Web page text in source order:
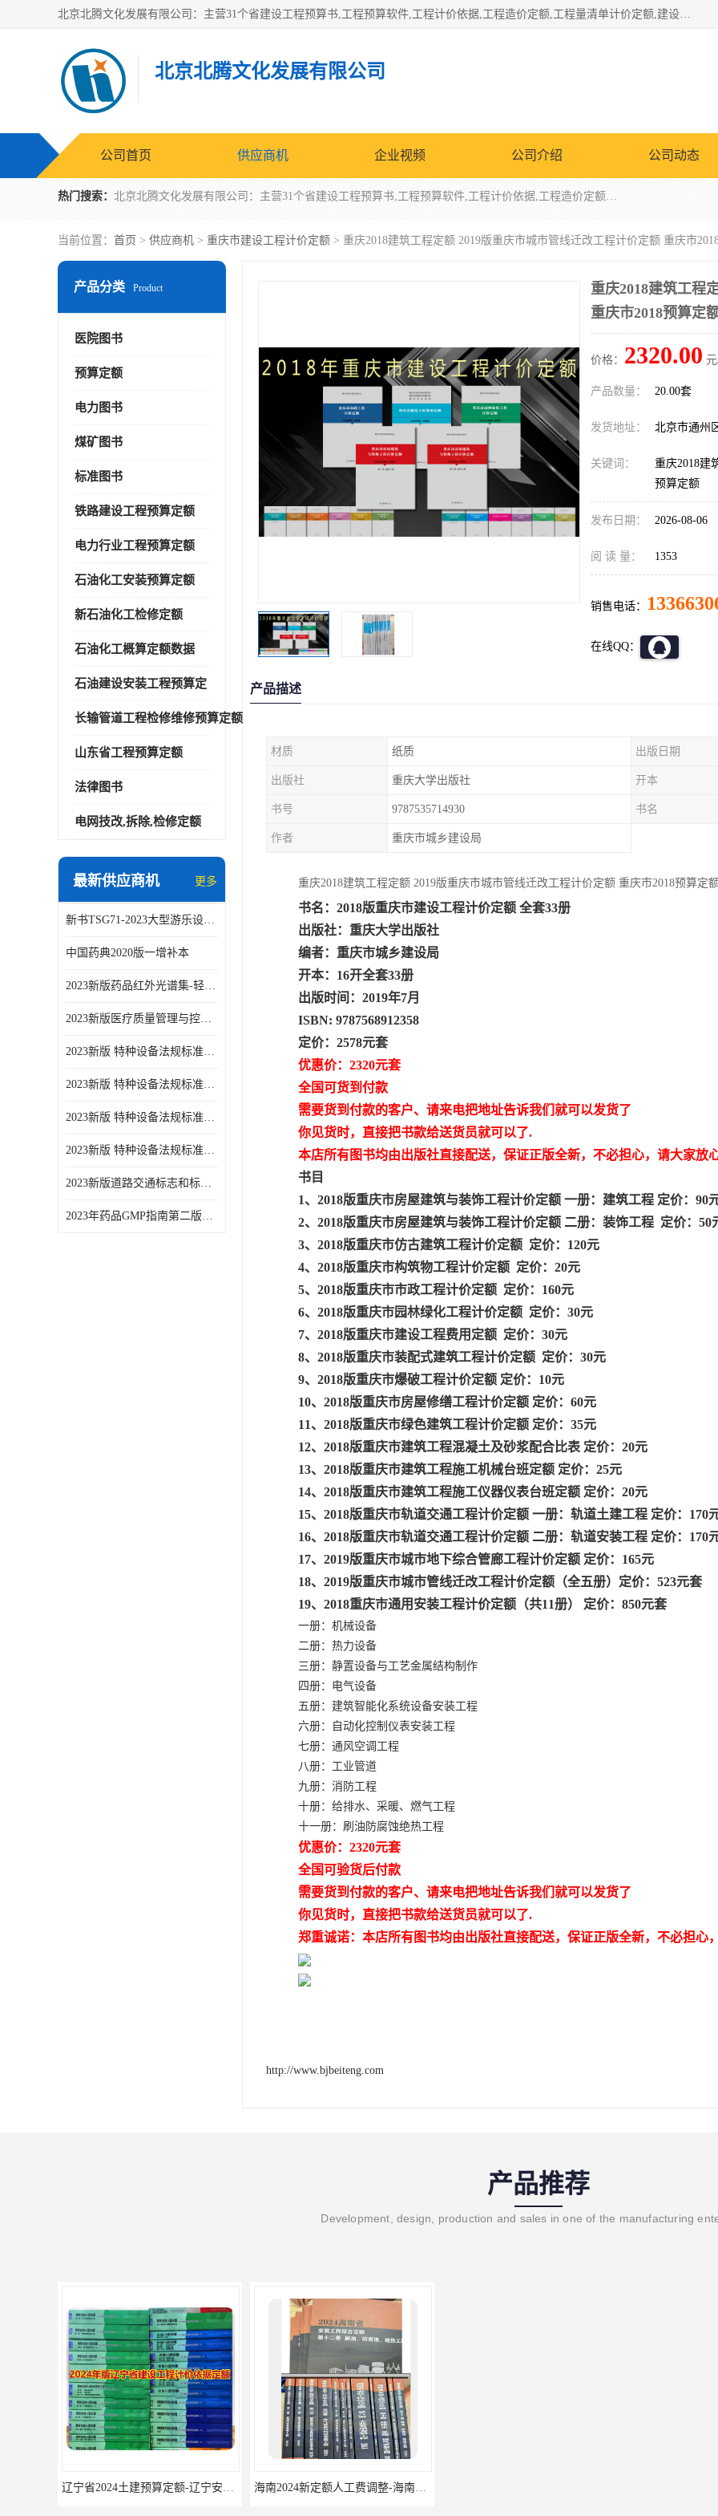
北京北腾文化发展有限公司：主营31个省建设工程预算书,工程预算软件,工程计价依据,工程造价定额,工程量清单计价定额,建设工程量消耗量定额,各行业工程预算定额,铁路定额,电力定额,矿山定额,*,黄金定额,钢铁企业检修定额,中石化安装检修定额,煤矿图书,医院书籍等.诚信的经营，在发展的同时公司不忘不断总结不断优化为客户的服务，和一如既往的热情赢得了新老客户的极高评价及青睐。
北京北腾文化发展有限公司
公司首页 供应商机 企业视频 公司介绍 公司动态
热门搜索： 北京北腾文化发展有限公司：主营31个省建设工程预算书,工程预算软件,工程计价依据,工程造价定额,工程量清单计价定额,建设工程量消耗量定额,各行业工程预算定额,铁路定额,电力定额,矿山定额,*,黄金定额,钢铁企业检修定额,中石化安装检修定额,煤矿图书,医院书籍等.诚信的经营，在发展的同时公司不忘不断总结不断优化为客户的服务，和一如既往的热情赢得了新老客户的极高评价及青睐。
当前位置： 首页 > 供应商机 > 重庆市建设工程计价定额 > 重庆2018建筑工程定额 2019版重庆市城市管线迁改工程计价定额 重庆市
产品分类 Product
医院图书
预算定额
电力图书
煤矿图书
标准图书
铁路建设工程预算定额
电力行业工程预算定额
石油化工安装预算定额
新石油化工检修定额
石油化工概算定额数据
石油建设安装工程预算定
长输管道工程检修维修预算定额
山东省工程预算定额
法律图书
电网技改,拆除,检修定额
最新供应商机 更多
新书TSG71-2023大型游乐设施安全技术规程
中国药典2020版一增补本
2023新版药品红外光谱集-轻工业出版社
2023新版医疗质量管理与控制指标汇编5.0版
2023新版 特种设备法规标准手册 机电类标准客运索道卷
2023新版 特种设备法规标准手册 机电类标准游乐设施卷
2023新版 特种设备法规标准手册 安全技术规范卷共三本
2023新版 特种设备法规标准手册 机电类标准电梯卷 共两本
2023新版道路交通标志和标线手册
2023年药品GMP指南第二版全6册
重庆2018建筑工程
重庆市2018预算定
价格： 2320.00
产品数量： 20.00套
发货地址： 北京市通州
关键词：
重庆2018建
预算定额
发布日期： 2026-08-06
阅 读 量： 1353
销售电话：
在线QQ：
产品描述
材质 纸质 出版日期
出版社 重庆大学出版社 开本
书号 9787535714930 书名
作者 重庆市城乡建设局
重庆2018建筑工程定额 2019版重庆市城市管线迁改工程计价定额 重庆市2018预算定
书名：2018版重庆市建设工程计价定额 全套33册
出版社：重庆大学出版社
编者：重庆市城乡建设局
开本：16开全套33册
出版时间：2019年7月
ISBN: 9787568912358
定价：2578元套
优惠价：2320元套
全国可货到付款
需要货到付款的客户、请来电把地址告诉我们就可以发货了
你见货时，直接把书款给送货员就可以了.
本店所有图书均由出版社直接配送，保证正版全新，不必担心，请大家放
书目
1、2018版重庆市房屋建筑与装饰工程计价定额 一册：建筑工程 定价：90
2、2018版重庆市房屋建筑与装饰工程计价定额 二册：装饰工程 定价：50
3、2018版重庆市仿古建筑工程计价定额 定价：120元
4、2018版重庆市构筑物工程计价定额 定价：20元
5、2018版重庆市市政工程计价定额 定价：160元
6、2018版重庆市园林绿化工程计价定额 定价：30元
7、2018版重庆市建设工程费用定额 定价：30元
8、2018版重庆市装配式建筑工程计价定额 定价：30元
9、2018版重庆市爆破工程计价定额 定价：10元
10、2018版重庆市房屋修缮工程计价定额 定价：60元
11、2018版重庆市绿色建筑工程计价定额 定价：35元
12、2018版重庆市建筑工程混凝土及砂浆配合比表 定价：20元
13、2018版重庆市建筑工程施工机械台班定额 定价：25元
14、2018版重庆市建筑工程施工仪器仪表台班定额 定价：20元
15、2018版重庆市轨道交通工程计价定额 一册：轨道土建工程 定价：170
16、2018版重庆市轨道交通工程计价定额 二册：轨道安装工程 定价：170
17、2019版重庆市城市地下综合管廊工程计价定额 定价：165元
18、2019版重庆市城市管线迁改工程计价定额（全五册）定价：523元套
19、2018重庆市通用安装工程计价定额（共11册） 定价：850元套
一册：机械设备
二册：热力设备
三册：静置设备与工艺金属结构制作
四册：电气设备
五册：建筑智能化系统设备安装工程
六册：自动化控制仪表安装工程
七册：通风空调工程
八册：工业管道
九册：消防工程
十册：给排水、采暖、燃气工程
十一册：刷油防腐蚀绝热工程
优惠价：2320元套
全国可验货后付款
需要货到付款的客户、请来电把地址告诉我们就可以发货了
你见货时，直接把书款给送货员就可以了.
郑重诚诺：本店所有图书均由出版社直接配送，保证正版全新，不必担心
http://www.bjbeiteng.com
产品推荐
Development, design, production and sales in one of the manufacturing
辽宁省2024土建预算定额-辽宁安装预算定额-辽宁通风空调安装定额 海南2024新定额人工费调整-海南2024版安装定额-海南2024房屋建筑定额-海南定额